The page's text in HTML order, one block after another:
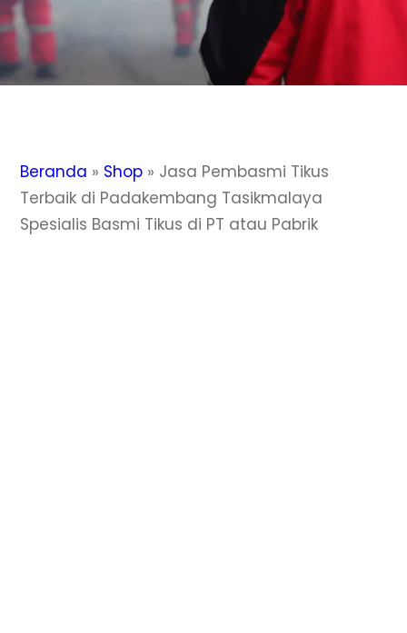
Beranda » Shop » Jasa Pembasmi Tikus
Terbaik di Padakembang Tasikmalaya
Spesialis Basmi Tikus di PT atau Pabrik